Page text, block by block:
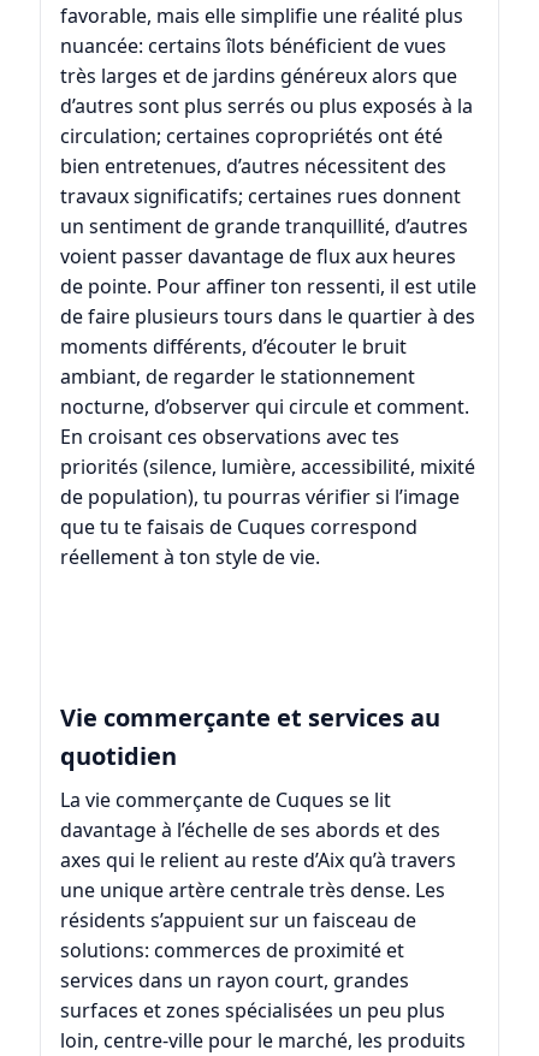
favorable, mais elle simplifie une réalité plus
nuancée: certains îlots bénéficient de vues
très larges et de jardins généreux alors que
d’autres sont plus serrés ou plus exposés à la
circulation; certaines copropriétés ont été
bien entretenues, d’autres nécessitent des
travaux significatifs; certaines rues donnent
un sentiment de grande tranquillité, d’autres
voient passer davantage de flux aux heures
de pointe. Pour affiner ton ressenti, il est utile
de faire plusieurs tours dans le quartier à des
moments différents, d’écouter le bruit
ambiant, de regarder le stationnement
nocturne, d’observer qui circule et comment.
En croisant ces observations avec tes
priorités (silence, lumière, accessibilité, mixité
de population), tu pourras vérifier si l’image
que tu te faisais de Cuques correspond
réellement à ton style de vie.
Vie commerçante et services au
quotidien
La vie commerçante de Cuques se lit
davantage à l’échelle de ses abords et des
axes qui le relient au reste d’Aix qu’à travers
une unique artère centrale très dense. Les
résidents s’appuient sur un faisceau de
solutions: commerces de proximité et
services dans un rayon court, grandes
surfaces et zones spécialisées un peu plus
loin, centre-ville pour le marché, les produits